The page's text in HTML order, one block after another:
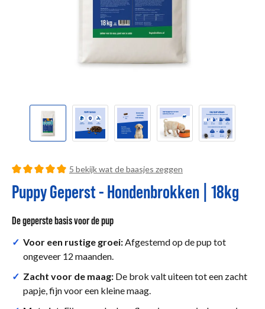
detail.reviewRatingSummary
5 bekijk wat de baasjes zeggen
Puppy Geperst - Hondenbrokken | 18kg
De geperste basis voor de pup
✓ Voor een rustige groei: Afgestemd op de pup tot
ongeveer 12 maanden.
✓ Zacht voor de maag: De brok valt uiteen tot een zacht
papje, fijn voor een kleine maag.